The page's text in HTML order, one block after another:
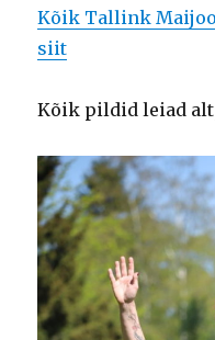
Kõik Tallink
siit
Kõik pildid leiad